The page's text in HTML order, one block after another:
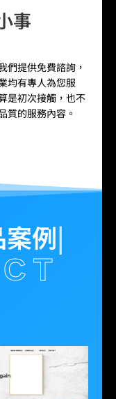
事
們提供免費諮詢，
均有專人為您服
是初次接觸，也不
質的服務內容。
例